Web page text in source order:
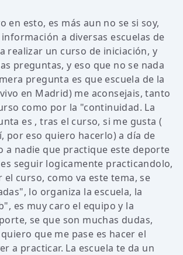
en esto, es más aun no se si soy,
a diversas escuelas de
realizar un curso de iniciación, y
preguntas, y eso que no se nada
pregunta es que escuela de la
en Madrid) me aconsejais, tanto
como por la "continuidad. La
es , tras el curso, si me gusta (
por eso quiero hacerlo) a día de
a nadie que practique este deporte
seguir logicamente practicandolo,
el curso, como va este tema, se
lo organiza la escuela, la
es muy caro el equipo y la
se que son muchas dudas,
que me pase es hacer el
a practicar. La escuela te da un